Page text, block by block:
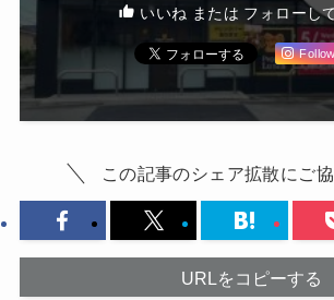
いいね または フォローし
この記事のシェア拡散にご協
URLをコピーする